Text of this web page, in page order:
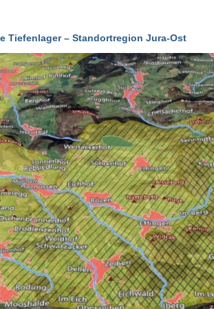
Tiefenlager – Standortregion Jura-Ost